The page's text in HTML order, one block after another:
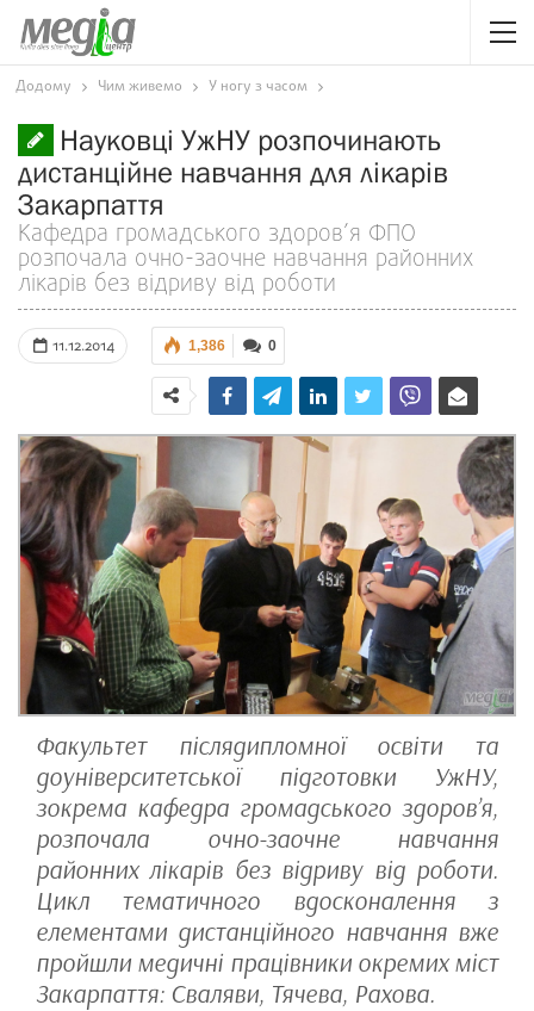
Додому Чим живемо У ногу з часом
Науковці УжНУ розпочинають
дистанційне навчання для лікарів
Закарпаття
Кафедра громадського здоров’я ФПО
розпочала очно-заочне навчання районних
лікарів без відриву від роботи
11.12.2014 0
1,386
Факультет післядипломної освіти та
доуніверситетської підготовки УжНУ,
зокрема кафедра громадського здоров’я,
розпочала очно-заочне навчання
районних лікарів без відриву від роботи.
Цикл тематичного вдосконалення з
елементами дистанційного навчання вже
пройшли медичні працівники окремих міст
Закарпаття: Сваляви, Тячева, Рахова.